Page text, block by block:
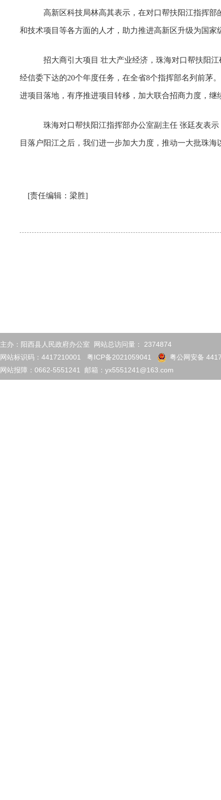
高新区科技局林高其表示，在对口帮扶阳江指挥部
和技术项目等各方面的人才，助力推进高新区升级为国家
招大商引大项目 壮大产业经济，珠海对口帮扶阳
经信委下达的20个年度任务，在全省8个指挥部名列前茅
进项目落地，有序推进项目转移，加大联合招商力度，
珠海对口帮扶阳江指挥部办公室副主任 张廷友表
目落户阳江之后，我们进一步加大力度，推动一大批珠
[责任编辑：梁胜]
主办：阳西县人民政府办公室 网站总访问量： 2374874
网站标识码：4417210001 粤ICP备2021059041
粤公网安备
网站报障：0662-5551241 邮箱：yx5551241@163.com